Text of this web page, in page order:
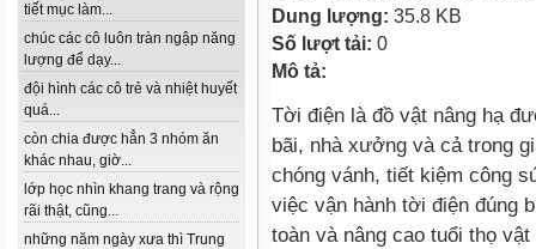
tiết mục làm...
chúc các cô luôn tràn ngập năng
lượng để dạy...
đội hình các cô trẻ và nhiệt huyết
quá...
còn chia được hẳn 3 nhóm ăn
khác nhau, giờ...
lớp học nhìn khang trang và rộng
rãi thật, cũng...
những năm ngày xưa thì Trung
Dung lượng: 35.8 KB
Số lượt tải: 0
Mô tả:
Tời điện là đồ vật nâng hạ
bãi, nhà xưởng và cả trong
chóng vánh, tiết kiệm công
việc vận hành tời điện đúng
toàn và nâng cao tuổi thọ